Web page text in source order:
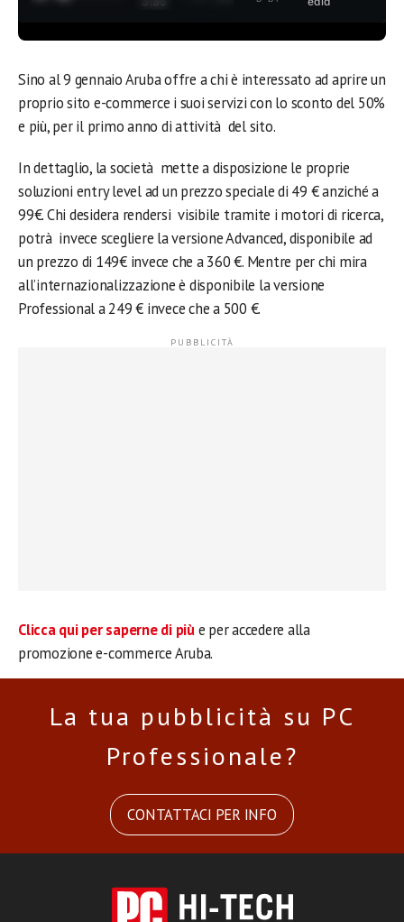
Sino al 9 gennaio Aruba offre a chi è interessato ad aprire un
proprio sito e-commerce i suoi servizi con lo sconto del 50%
e più, per il primo anno di attività del sito.
In dettaglio, la società mette a disposizione le proprie
soluzioni entry level ad un prezzo speciale di 49 € anziché a
99€. Chi desidera rendersi visibile tramite i motori di ricerca,
potrà invece scegliere la versione Advanced, disponibile ad
un prezzo di 149€ invece che a 360 €. Mentre per chi mira
all’internazionalizzazione è disponibile la versione
Professional a 249 € invece che a 500 €.
Clicca qui per saperne di piùe per accedere alla
promozione e-commerce Aruba.
La tua pubblicità su PC
Professionale?
CONTATTACI PER INFO